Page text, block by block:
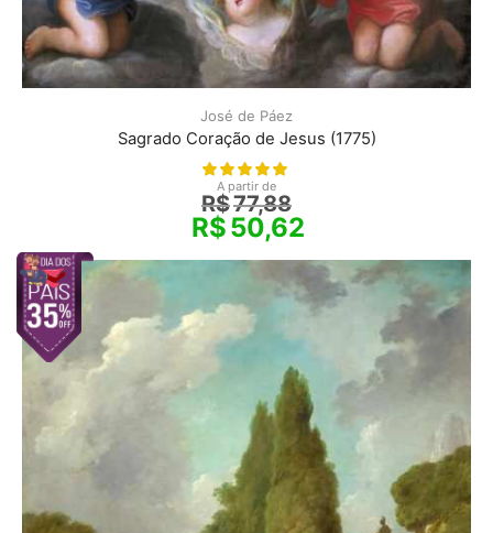
José de Páez
Sagrado Coração de Jesus (1775)
A partir de
R$77,88
R$50,62